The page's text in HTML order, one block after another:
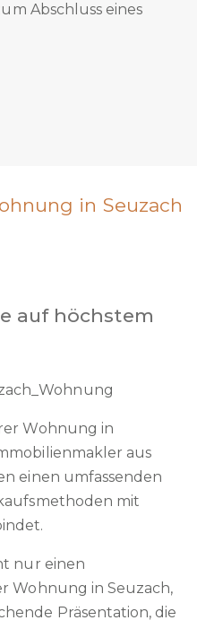
Abschluss eines
in Seuzach
auf höchstem
Wohnung in
aus
einen umfassenden
mit
nur einen
Wohnung in Seuzach,
Präsentation, die